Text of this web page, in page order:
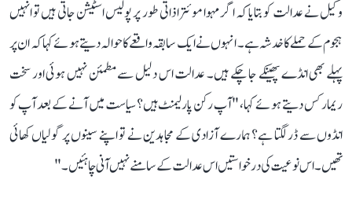
وکیل نے عدالت کو بتایا کہ اگر مہوا موئترا ذاتی طور پر پولیس اسٹیشن جاتی ہیں تو انہیں
ہجوم کے حملے کا خدشہ ہے۔ انہوں نے ایک سابقہ واقعے کا حوالہ دیتے ہوئے کہا کہ ان پر
پہلے بھی انڈے پھینکے جا چکے ہیں۔ عدالت اس دلیل سے مطمئن نہیں ہوئی اور سخت
ریمارکس دیتے ہوئے کہا، "آپ رکن پارلیمنٹ ہیں؟ سیاست میں آنے کے بعد آپ کو
انڈوں سے ڈر لگتا ہے؟ ہمارے آزادی کے مجاہدین نے تو اپنے سینوں پر گولیاں کھائی
تھیں۔ اس نوعیت کی درخواستیں اس عدالت کے سامنے نہیں آنی چاہئیں۔"